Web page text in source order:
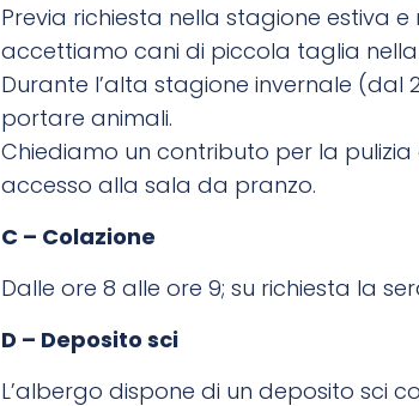
Previa richiesta nella stagione estiva
accettiamo cani di piccola taglia
Durante l’alta stagione invernale (dal
portare animali.
Chiediamo un contributo per la pulizia
accesso alla sala da pranzo.
C – Colazione
Dalle ore 8 alle ore 9; su richiesta la
D – Deposito sci
L’albergo dispone di un deposito sci